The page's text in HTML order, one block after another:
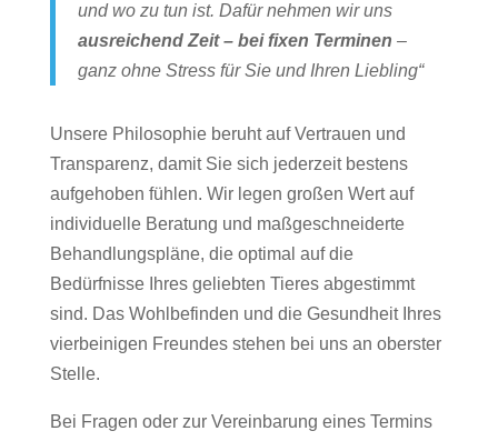
und wo zu tun ist. Dafür nehmen wir uns
ausreichend Zeit – bei fixen Terminen –
ganz ohne Stress für Sie und Ihren Liebling“
Unsere Philosophie beruht auf Vertrauen und
Transparenz, damit Sie sich jederzeit bestens
aufgehoben fühlen. Wir legen großen Wert auf
individuelle Beratung und maßgeschneiderte
Behandlungspläne, die optimal auf die
Bedürfnisse Ihres geliebten Tieres abgestimmt
sind. Das Wohlbefinden und die Gesundheit Ihres
vierbeinigen Freundes stehen bei uns an oberster
Stelle.
Bei Fragen oder zur Vereinbarung eines Termins